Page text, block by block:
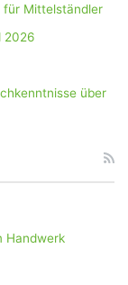
für Mittelständler
2026
über
Handwerk